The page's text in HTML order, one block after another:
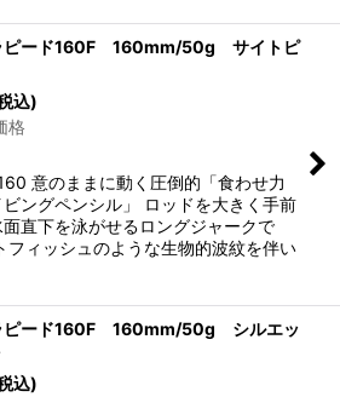
ード160F 160mm/50g サイトピ
込)
格
意のままに動く圧倒的「食わせ力
ングペンシル」 ロッドを大きく手前
直下を泳がせるロングジャークで
フィッシュのような生物的波紋を伴い
ード160F 160mm/50g シルエッ
込)